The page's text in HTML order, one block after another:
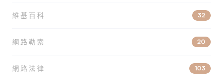
維基百科 32
網路勒索 20
網路法律 103